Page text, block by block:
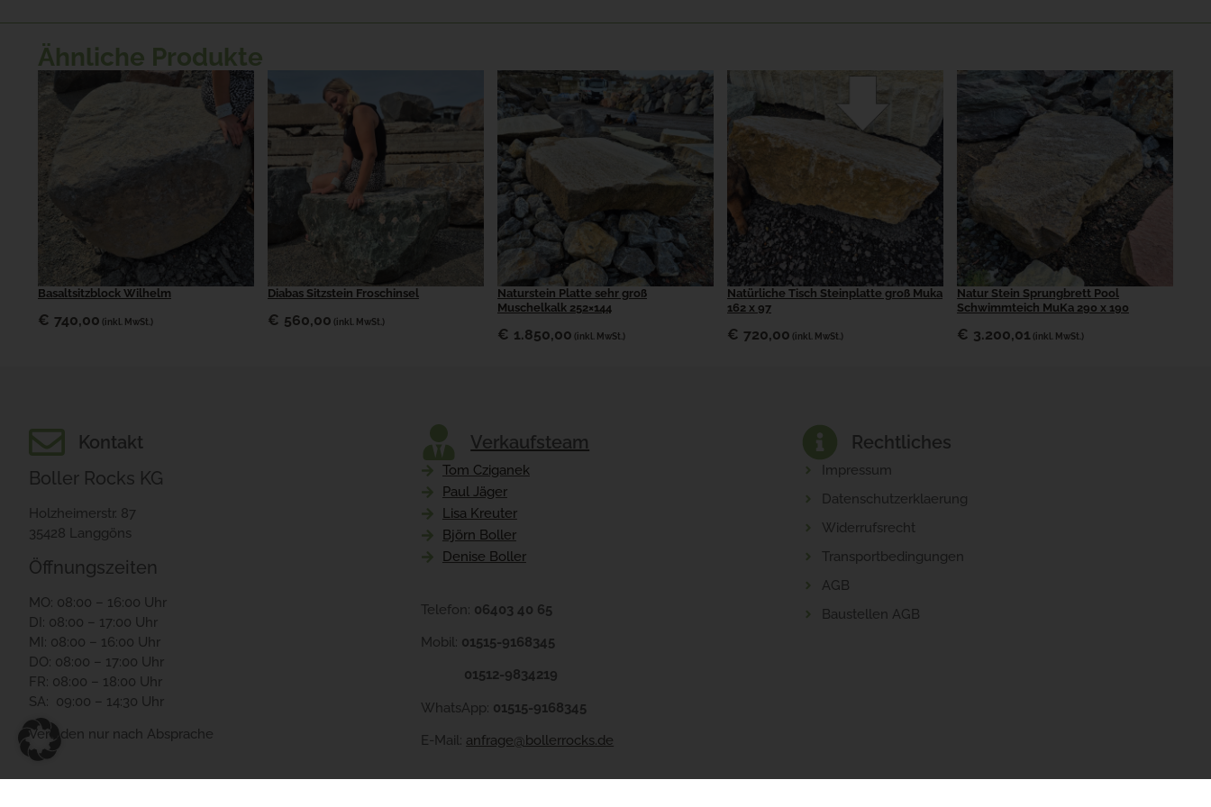
Ähnliche Produkte
Basaltsitzblock Wilhelm
€ 740,00 (inkl. MwSt.)
Diabas Sitzstein Froschinsel
€ 560,00 (inkl. MwSt.)
Naturstein Platte sehr groß
Muschelkalk 252×144
€ 1.850,00 (inkl. MwSt.)
Natürliche Tisch Steinplatte groß Muka
162 x 97
€ 720,00 (inkl. MwSt.)
Natur Stein Sprungbrett Pool
Schwimmteich MuKa 290 x 190
€ 3.200,01 (inkl. MwSt.)
Kontakt
Boller Rocks KG
Holzheimerstr. 87
35428 Langgöns
Öffnungszeiten
MO: 08:00 – 16:00 Uhr
DI: 08:00 – 17:00 Uhr
MI: 08:00 – 16:00 Uhr
DO: 08:00 – 17:00 Uhr
FR: 08:00 – 18:00 Uhr
SA: 09:00 – 14:30 Uhr
Verladen nur nach Absprache
Verkaufsteam
Tom Cziganek
Paul Jäger
Lisa Kreuter
Björn Boller
Denise Boller
Telefon: 06403 40 65
Mobil: 01515-9168345
01512-9834219
WhatsApp: 01515-9168345
E-Mail: anfrage@bollerrocks.de
Rechtliches
Impressum
Datenschutzerklaerung
Widerrufsrecht
Transportbedingungen
AGB
Baustellen AGB